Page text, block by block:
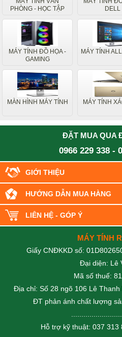
PHÒNG - HỌC TẬP
DELL
MÁY TÍNH ĐỒ HỌA -
GAMING
MÁY TÍNH
MÀN HÌNH MÁY TÍNH MÁY TÍNH
ĐẶT MUA QUA
0966 229 338 -
GIỚI THIỆU
HƯỚNG DẪN MUA HÀNG
LIÊN HỆ - GÓP Ý
MÁY TÍNH
Giấy CNĐKKD số:
Đại diện: Lê
Mã số thuế:
Địa chỉ: Số 28 ngõ 106 Lê
ĐT phản ánh chất lượng
Hỗ trợ kỹ thuật: 037